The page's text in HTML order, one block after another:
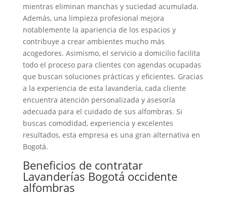
mientras eliminan manchas y suciedad acumulada.
Además, una limpieza profesional mejora
notablemente la apariencia de los espacios y
contribuye a crear ambientes mucho más
acogedores. Asimismo, el servicio a domicilio facilita
todo el proceso para clientes con agendas ocupadas
que buscan soluciones prácticas y eficientes. Gracias
a la experiencia de esta lavandería, cada cliente
encuentra atención personalizada y asesoría
adecuada para el cuidado de sus alfombras. Si
buscas comodidad, experiencia y excelentes
resultados, esta empresa es una gran alternativa en
Bogotá.
Beneficios de contratar
Lavanderías Bogotá occidente
alfombras